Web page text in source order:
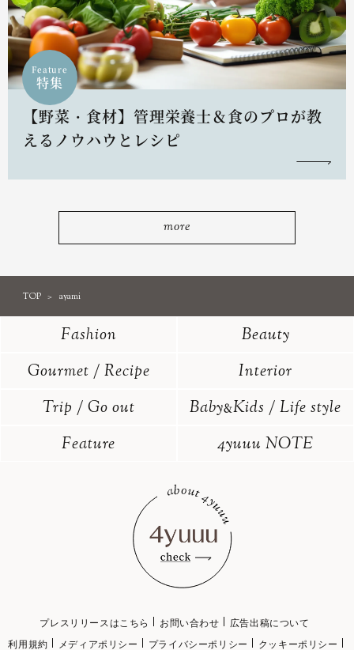
Feature
特集
【野菜・食材】管理栄養士＆食のプロが教
えるノウハウとレシピ
more
TOP ayami
Fashion
Beauty
Gourmet / Recipe
Interior
Trip / Go out
Baby&Kids / Life style
Feature
4yuuu NOTE
プレスリリースはこちら お問い合わせ
広告出稿について
利用規約
メディアポリシー プライバシーポリシー クッキーポリシー